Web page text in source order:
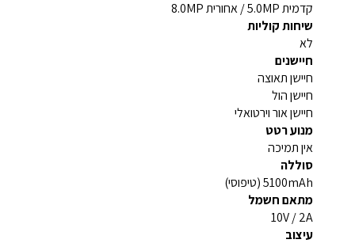
קדמית 5.0MP / אחורית 8.0MP
שיחות קוליות
לא
חיישנים
חיישן תאוצה
חיישן הול
חיישן אור וירטואלי
מנוע רטט
אין תמיכה
סוללה
5100mAh (טיפוסי)
מתאם חשמל
10V / 2A
עיצוב